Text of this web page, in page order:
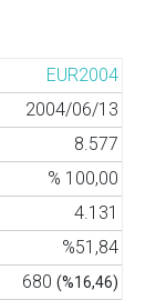
EUR2004
2004/06/13
8.577
% 100,00
4.131
%51,84
680 (%16,46)